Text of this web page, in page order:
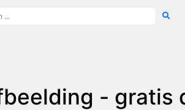
- gratis